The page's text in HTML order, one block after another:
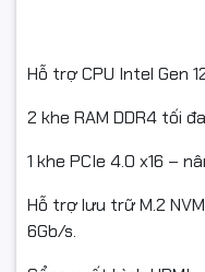
Hỗ trợ CPU Intel Gen
2 khe RAM DDR4 tối
1 khe PCIe 4.0 x16 –
Hỗ trợ lưu trữ M.2
6Gb/s.